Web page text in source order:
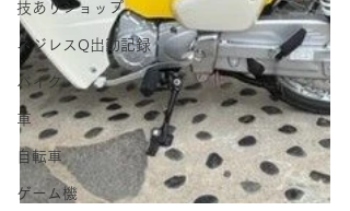
技ありショップ
ネジレスQ出動記録
バイク
車
自転車
ゲーム機